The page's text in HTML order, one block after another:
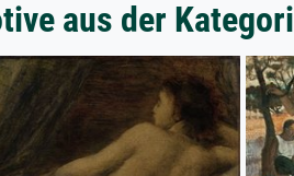
aus der